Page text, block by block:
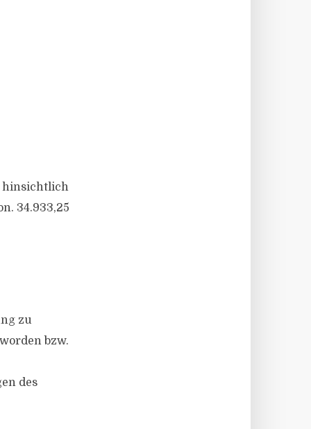
hinsichtlich
34.933,25
zu
bzw.
des